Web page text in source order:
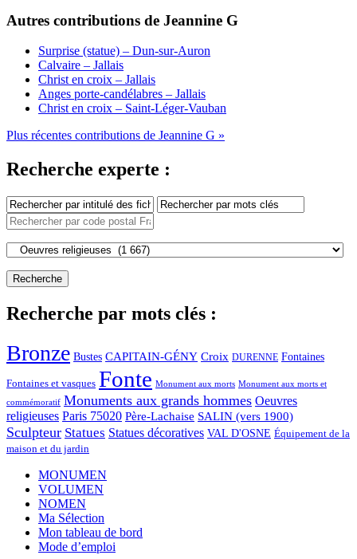
Autres contributions de Jeannine G
Surprise (statue) – Dun-sur-Auron
Calvaire – Jallais
Christ en croix – Jallais
Anges porte-candélabres – Jallais
Christ en croix – Saint-Léger-Vauban
Plus récentes contributions de Jeannine G »
Recherche experte :
Recherche par mots clés :
Bronze Bustes CAPITAIN-GÉNY Croix DURENNE Fontaines
Fontaines et vasques Fonte Monument aux morts Monument aux morts et
commémoratif Monuments aux grands hommes Oeuvres
religieuses Paris 75020 Père-Lachaise SALIN (vers 1900)
Sculpteur Statues Statues décoratives VAL D'OSNE Équipement de la
maison et du jardin
MONUMEN
VOLUMEN
NOMEN
Ma Sélection
Mon tableau de bord
Mode d’emploi